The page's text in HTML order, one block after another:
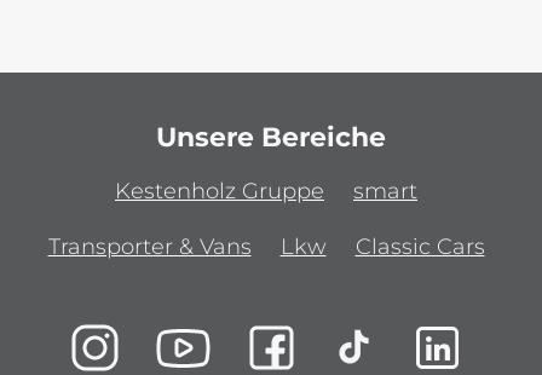
Unsere Bereiche
Kestenholz Gruppe smart
Transporter & Vans Lkw Classic Cars